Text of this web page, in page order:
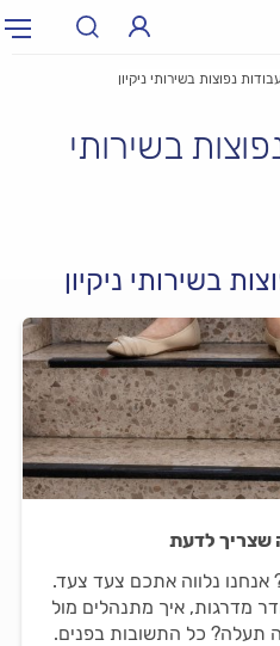
נפוצות בשירותי ניקיון
בשירותי
שצריך לדעת
אנחנו נלווה אתכם צעד צעד.
מדרגות, איך מתנהלים מול
תעלה? כל התשובות בפנים.